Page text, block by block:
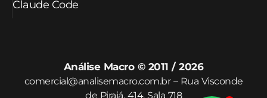
Claude Code
Análise Macro © 2011 / 2026
comercial@analisemacro.com.br – Rua Visconde
de Pirajá, 414, Sala 718